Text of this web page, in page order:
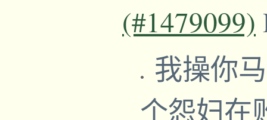
(#1479099)
我操你
个怨妇在